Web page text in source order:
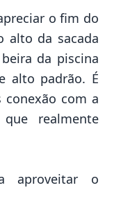
o fim do
alto da sacada
da piscina
alto padrão. É
com a
realmente
aproveitar o